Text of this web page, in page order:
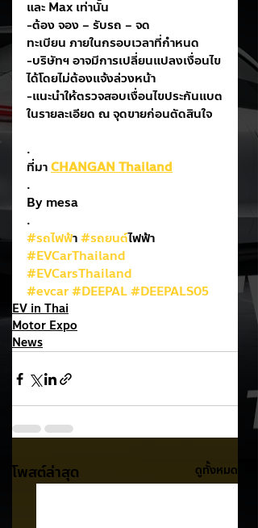
และ Max เท่านั้น
-ต้อง จอง – รับรถ – จด
ทะเบียน ภายในกรอบเวลาที่กำหนด
-บริษัทฯ อาจมีการเปลี่ยนแปลงเงื่อนไข
ได้โดยไม่ต้องแจ้งล่วงหน้า
-แนะนำให้ตรวจสอบเงื่อนไขประกันแบต
ในรายละเอียด ณ จุดขายก่อนตัดสินใจ
.
ที่มา CHANGAN Thailand
.
By mesa
.
#รถไฟฟ้า #รถยนต์ไฟฟ้า
#EVCarThailand
#EVCarsThailand
#evcar#DEEPAL#DEEPALS05
EV in Thai
Motor Expo
News
โพสต์ล่าสุด ดูทั้งหมด